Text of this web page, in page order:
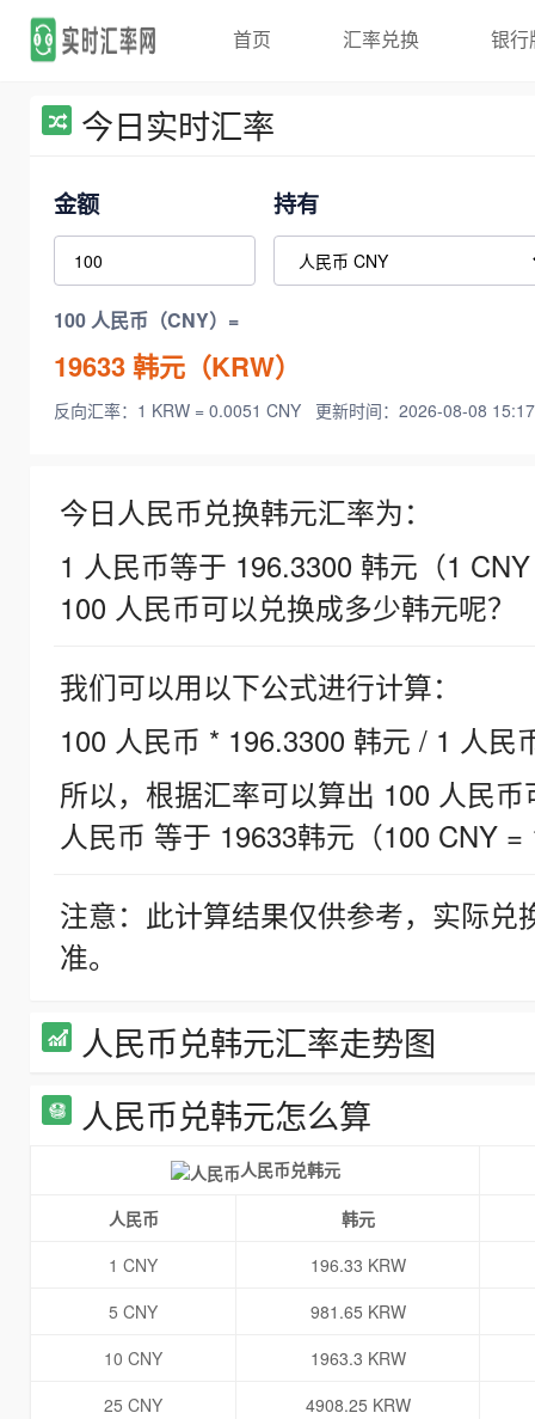
首页 汇率兑换 银行
今日实时汇率
金额 持有
100 人民币（CNY）=
19633韩元（KRW）
反向汇率：1 KRW = 0.0051 CNY 更新时间：2026-08-08
今日人民币兑换韩元汇率为：
1 人民币等于 196.3300 韩元（1
100 人民币可以兑换成多少韩元呢？
我们可以用以下公式进行计算：
100 人民币 * 196.3300 韩元 / 1 人民
所以，根据汇率可以算出 100 人民
人民币 等于 19633韩元（100 CNY =
注意：此计算结果仅供参考，实际
准。
人民币兑韩元汇率走势图
人民币兑韩元怎么算
人民币兑韩元
人民币
韩元
1 CNY
196.33 KRW
5 CNY
981.65 KRW
10 CNY
1963.3 KRW
25 CNY
4908.25 KRW